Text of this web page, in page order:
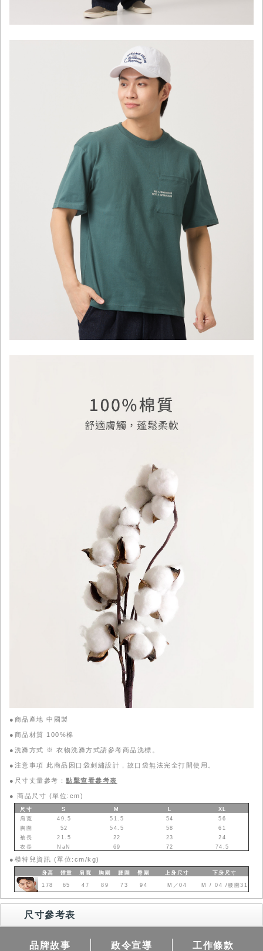
●商品產地 中國製
●商品材質 100%棉
●洗滌方式 ※ 衣物洗滌方式請參考商品洗標。
●注意事項 此商品因口袋刺繡設計，故口袋無法完全打開使用。
●尺寸丈量參考： 點擊查看參考表
● 商品尺寸 (單位:cm)
尺寸 S M L
XL
肩寬
49.5 51.5 54
56
胸圍
52 54.5 58
61
袖長
21.5 22 23
24
衣長
NaN 69 72 74.5
● 模特兒資訊 (單位:cm/kg)
身高 體重 肩寬 胸圍 腰圍 臀圍 上身 尺寸 下身 尺寸
178 65 47 89 73 94 M／04 M / 04 /腰圍31
尺寸參考表
品牌故事 政令宣導 工作條款